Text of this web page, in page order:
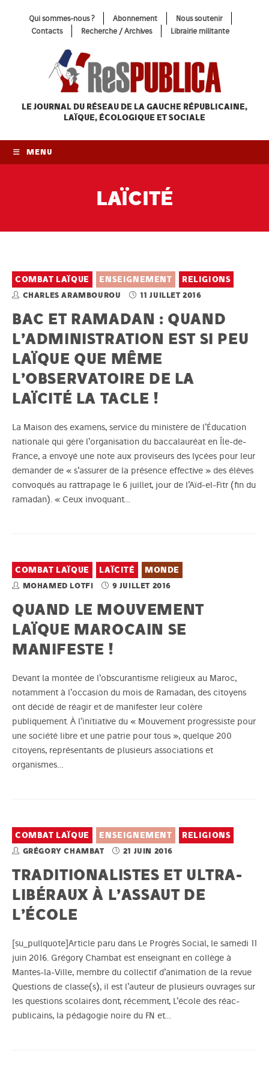
Qui sommes-nous ? Abonnement
Nous soutenir
Contacts
Recherche / Archives Librairie militante
LE JOURNAL DU RÉSEAU DE LA GAUCHE RÉPUBLICAINE,
LAÏQUE, ÉCOLOGIQUE ET SOCIALE
MENU
LAÏCITÉ
COMBAT LAÏQUE ENSEIGNEMENT RELIGIONS
CHARLES ARAMBOUROU 11 JUILLET 2016
BAC ET RAMADAN : QUAND
L’ADMINISTRATION EST SI PEU
LAÏQUE QUE MÊME
L’OBSERVATOIRE DE LA
LAÏCITÉ LA TACLE !
La Maison des examens, service du ministère de l’Éducation
nationale qui gère l’organisation du baccalauréat en Île-de-
France, a envoyé une note aux proviseurs des lycées pour leur
demander de « s’assurer de la présence effective » des élèves
convoqués au rattrapage le 6 juillet, jour de l’Aïd-el-Fitr (fin du
ramadan). « Ceux invoquant…
COMBAT LAÏQUE LAÏCITÉ MONDE
MOHAMED LOTFI 9 JUILLET 2016
QUAND LE MOUVEMENT
LAÏQUE MAROCAIN SE
MANIFESTE !
Devant la montée de l’obscurantisme religieux au Maroc,
notamment à l’occasion du mois de Ramadan, des citoyens
ont décidé de réagir et de manifester leur colère
publiquement. À l’initiative du « Mouvement progressiste pour
une société libre et une patrie pour tous », quelque 200
citoyens, représentants de plusieurs associations et
organismes…
COMBAT LAÏQUE ENSEIGNEMENT RELIGIONS
GRÉGORY CHAMBAT 21 JUIN 2016
TRADITIONALISTES ET ULTRA-
LIBÉRAUX À L’ASSAUT DE
L’ÉCOLE
[su_pullquote]Article paru dans Le Progrès Social, le samedi 11
juin 2016. Grégory Chambat est enseignant en collège à
Mantes-la-Ville, membre du collectif d’animation de la revue
Questions de classe(s), il est l’auteur de plusieurs ouvrages sur
les questions scolaires dont, récemment, L’école des réac-
publicains, la pédagogie noire du FN et…